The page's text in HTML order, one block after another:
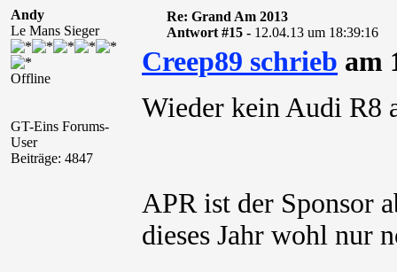
Andy
Le Mans Sieger
Offline
GT-Eins Forums-
User
Beiträge: 4847
Re: Grand Am 2013
Antwort #15 - 12.04.13 um 18:39:16
Creep89 schrieb am
Wieder kein Audi
APR ist der Sponsor
dieses Jahr wohl nur